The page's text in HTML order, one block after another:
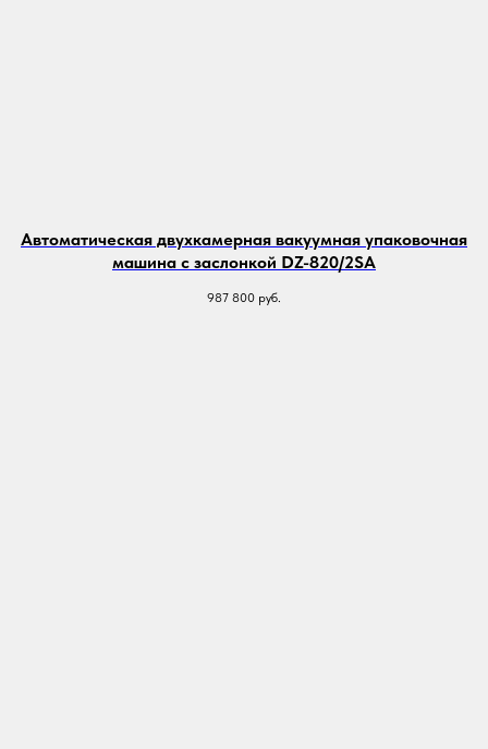
Автоматическая двухкамерная вакуумная упаковочная
машина с заслонкой DZ-820/2SA
987 800 руб.